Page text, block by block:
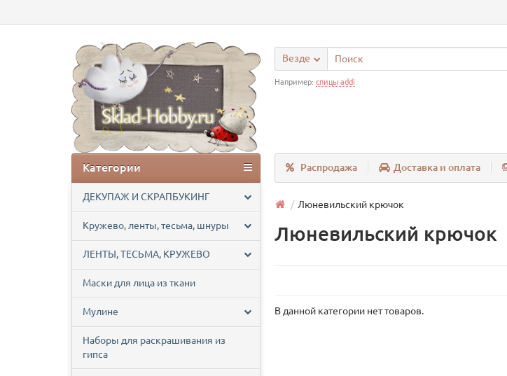
Везде
Например: спицы addi
Распродажа Доставка и оплата
Категории
ДЕКУПАЖ И СКРАПБУКИНГ
Кружево, ленты, тесьма, шнуры
ЛЕНТЫ, ТЕСЬМА, КРУЖЕВО
Маски для лица из ткани
Мулине
Наборы для раскрашивания из
гипса
Люневильский крючок
Люневильский крючок
В данной категории нет товаров.